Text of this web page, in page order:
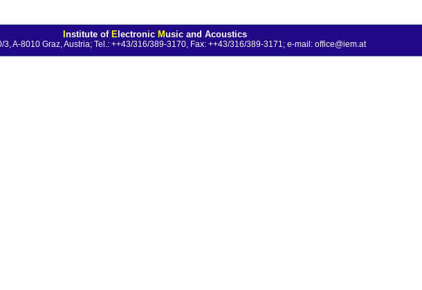
Institute of Electronic Music and Acoustics
3, A-8010 Graz, Austria; Tel.: ++43/316/389-3170, Fax: ++43/316/389-3171; e-mail: office@iem.at